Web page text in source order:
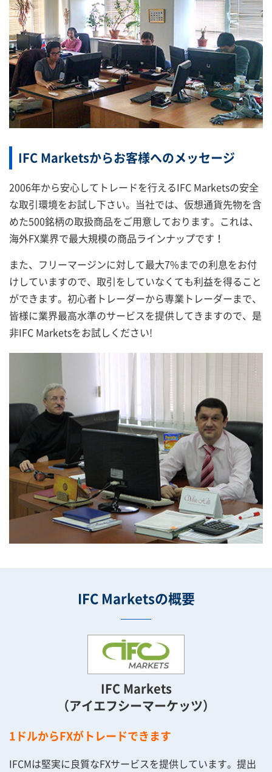
IFC Marketsからお客様へのメッセージ
2006年から安心してトレードを行えるIFC Marketsの安全
な取引環境をお試し下さい。当社では、仮想通貨先物を含
めた500銘柄の取扱商品をご用意しております。これは、
海外FX業界で最大規模の商品ラインナップです！
また、フリーマージンに対して最大7%までの利息をお付
けしていますので、取引をしていなくても利益を得ること
ができます。初心者トレーダーから専業トレーダーまで、
皆様に業界最高水準のサービスを提供してきますので、是
非IFC Marketsをお試しください!
IFC Marketsの概要
IFC Markets
（アイエフシーマーケッツ）
1ドルからFXがトレードできます
IFCMは堅実に良質なFXサービスを提供しています。提出